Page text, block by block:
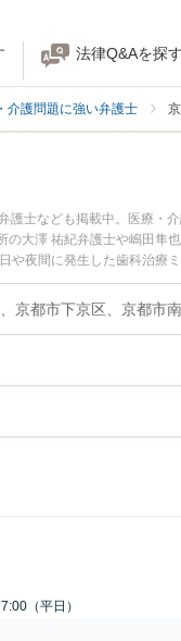
法律Q&Aを探す
介護問題に強い弁護士
士なども掲載中。医療・
大澤 祐紀弁護士や嶋田隼
夜間に発生した歯科治療
スを法律相談できる京都
（平日）